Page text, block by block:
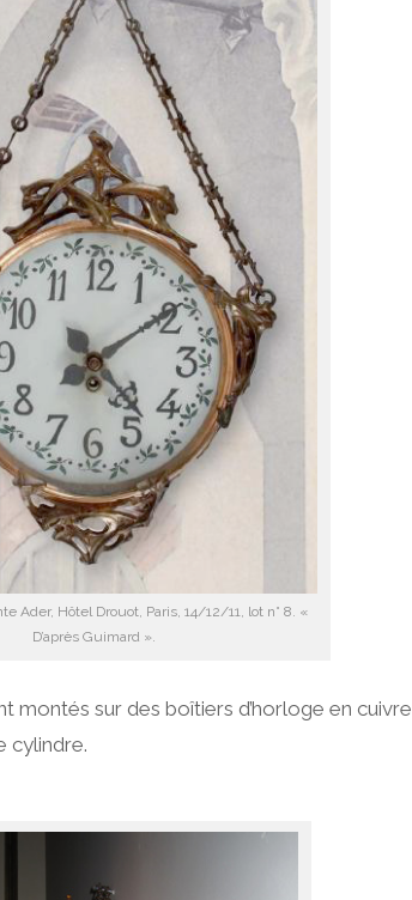
Ader, Hôtel Drouot, Paris, 14/12/11, lot n° 8. «
D’après Guimard ».
montés sur des boîtiers d’horloge en cuivre
cylindre.